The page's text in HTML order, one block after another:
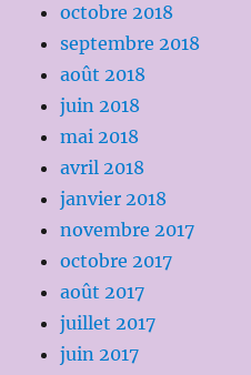
octobre 2018
septembre 2018
août 2018
juin 2018
mai 2018
avril 2018
janvier 2018
novembre 2017
octobre 2017
août 2017
juillet 2017
juin 2017